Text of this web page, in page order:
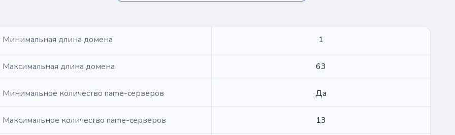
Минимальная длина домена 1
Максимальная длина домена 63
Минимальное количество name-серверов Да
Максимальное количество name-серверов 13